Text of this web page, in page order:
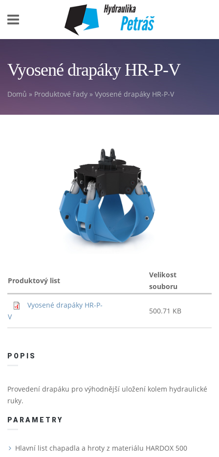
Vyosené drapáky HR-P-V
Domů » Produktové řady » Vyosené drapáky HR-P-V
Produktový list
Velikost
souboru
Vyosené drapáky HR-P-
V
500.71 KB
POPIS
Provedení drapáku pro výhodnější uložení kolem hydraulické
ruky.
PARAMETRY
Hlavní list chapadla a hroty z materiálu HARDOX 500